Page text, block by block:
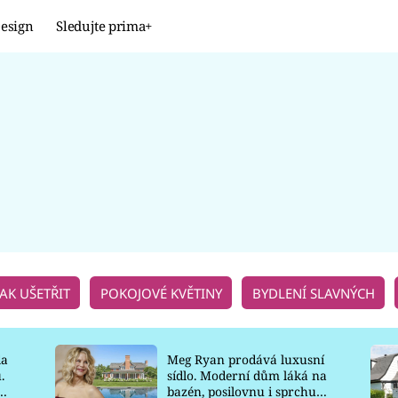
Sledujte prima+
UŠETŘIT POKOJOVÉ KVĚTINY BYDLENÍ SLAVNÝCH
Meg Ryan prodává luxusní
sídlo. Moderní dům láká na
bazén, posilovnu i sprchu